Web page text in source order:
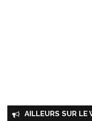
AILLEURS SUR LE